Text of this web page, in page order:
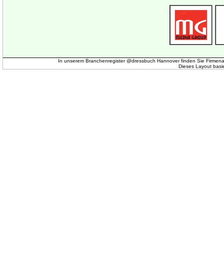
In unserem Branchenregister @dressbuch Hannover finden Sie
Dieses Layout